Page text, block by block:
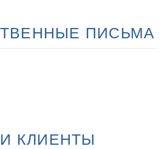
ПИСЬМА
КЛИЕНТЫ